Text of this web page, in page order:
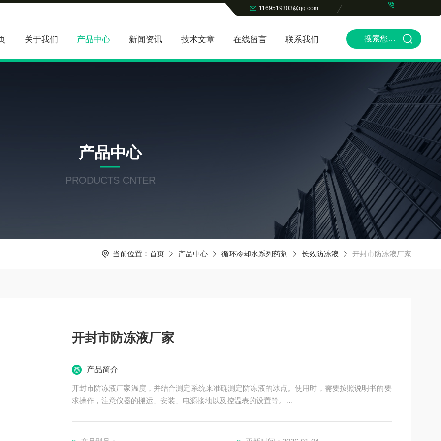
1169519303@qq.com
关于我们 产品中心 新闻资讯 技术文章 在线留言 联系我们
产品中心
PRODUCTS CNTER
当前位置： 首页 产品中心 循环冷却水系列药剂 长效防冻液 开封市防冻液厂家
开封市防冻液厂家
产品简介
开封市防冻液厂家温度，并结合测定系统来准确测定防冻液的冰点。使用时，需要按照说明书的要
求操作，注意仪器的搬运、安装、电源接地以及控温表的设置等。